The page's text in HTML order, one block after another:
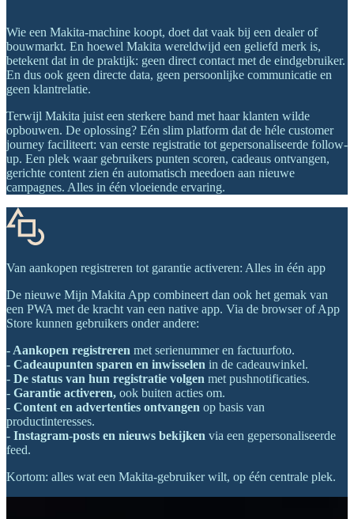
Wie een Makita-machine koopt, doet dat vaak bij een dealer of
bouwmarkt. En hoewel Makita wereldwijd een geliefd merk is,
betekent dat in de praktijk: geen direct contact met de eindgebruiker.
En dus ook geen directe data, geen persoonlijke communicatie en
geen klantrelatie.
Terwijl Makita juist een sterkere band met haar klanten wilde
opbouwen. De oplossing? Eén slim platform dat de héle customer
journey faciliteert: van eerste registratie tot gepersonaliseerde follow-
up. Een plek waar gebruikers punten scoren, cadeaus ontvangen,
gerichte content zien én automatisch meedoen aan nieuwe
campagnes. Alles in één vloeiende ervaring.
Van aankopen registreren tot garantie activeren: Alles in één app
De nieuwe Mijn Makita App combineert dan ook het gemak van
een PWA met de kracht van een native app. Via de browser of App
Store kunnen gebruikers onder andere:
- Aankopen registreren met serienummer en factuurfoto.
- Cadeaupunten sparen en inwisselen in de cadeauwinkel.
- De status van hun registratie volgen met pushnotificaties.
- Garantie activeren, ook buiten acties om.
- Content en advertenties ontvangen op basis van
productinteresses.
- Instagram-posts en nieuws bekijken via een gepersonaliseerde
feed.
Kortom: alles wat een Makita-gebruiker wilt, op één centrale plek.